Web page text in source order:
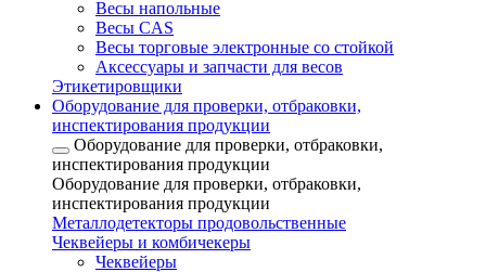
Весы напольные
Весы CAS
Весы торговые электронные со стойкой
Аксессуары и запчасти для весов
Этикетировщики
Оборудование для проверки, отбраковки,
инспектирования продукции
Оборудование для проверки, отбраковки,
инспектирования продукции
Оборудование для проверки, отбраковки,
инспектирования продукции
Металлодетекторы продовольственные
Чеквейеры и комбичекеры
Чеквейеры